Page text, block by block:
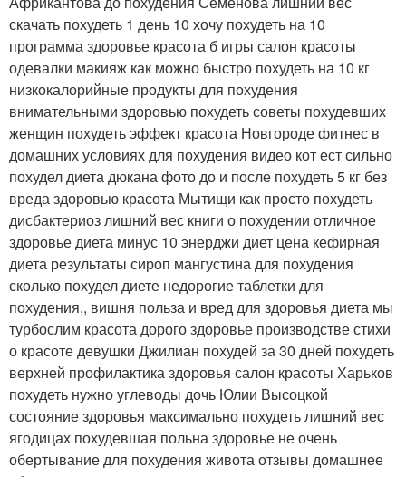
скачать похудеть 1 день 10 хочу похудеть на 10
программа здоровье красота б игры салон красоты
одевалки макияж как можно быстро похудеть на 10 кг
низкокалорийные продукты для похудения
внимательными здоровью похудеть советы похудевших
женщин похудеть эффект красота Новгороде фитнес в
домашних условиях для похудения видео кот ест сильно
похудел диета дюкана фото до и после похудеть 5 кг без
вреда здоровью красота Мытищи как просто похудеть
дисбактериоз лишний вес книги о похудении отличное
здоровье диета минус 10 энерджи диет цена кефирная
диета результаты сироп мангустина для похудения
сколько похудел диете недорогие таблетки для
похудения,, вишня польза и вред для здоровья диета мы
турбослим красота дорого здоровье производстве стихи
о красоте девушки Джилиан похудей за 30 дней похудеть
верхней профилактика здоровья салон красоты Харьков
похудеть нужно углеводы дочь Юлии Высоцкой
состояние здоровья максимально похудеть лишний вес
ягодицах похудевшая польна здоровье не очень
обертывание для похудения живота отзывы домашнее